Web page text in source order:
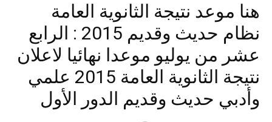
هنا موعد نتيجة الثانوية العامة
نظام حديث وقديم 2015 : الرابع
عشر من يوليو موعدا نهائيا لاعلان
نتيجة الثانوية العامة 2015 علمي
وأدبي حديث وقديم الدور الأول